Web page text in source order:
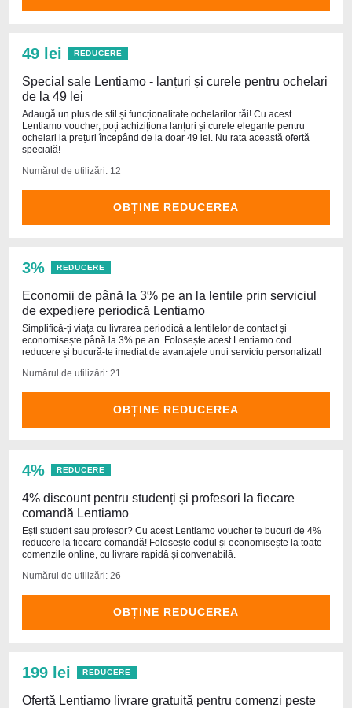
49 lei REDUCERE
Special sale Lentiamo - lanțuri și curele pentru ochelari
de la 49 lei
Adaugă un plus de stil și funcționalitate ochelarilor tăi! Cu acest
Lentiamo voucher, poți achiziționa lanțuri și curele elegante pentru
ochelari la prețuri începând de la doar 49 lei. Nu rata această ofertă
specială!
Numărul de utilizări: 12
OBȚINE REDUCEREA
3% REDUCERE
Economii de până la 3% pe an la lentile prin serviciul
de expediere periodică Lentiamo
Simplifică-ți viața cu livrarea periodică a lentilelor de contact și
economisește până la 3% pe an. Folosește acest Lentiamo cod
reducere și bucură-te imediat de avantajele unui serviciu personalizat!
Numărul de utilizări: 21
OBȚINE REDUCEREA
4% REDUCERE
4% discount pentru studenți și profesori la fiecare
comandă Lentiamo
Ești student sau profesor? Cu acest Lentiamo voucher te bucuri de 4%
reducere la fiecare comandă! Folosește codul și economisește la toate
comenzile online, cu livrare rapidă și convenabilă.
Numărul de utilizări: 26
OBȚINE REDUCEREA
199 lei REDUCERE
Ofertă Lentiamo livrare gratuită pentru comenzi peste